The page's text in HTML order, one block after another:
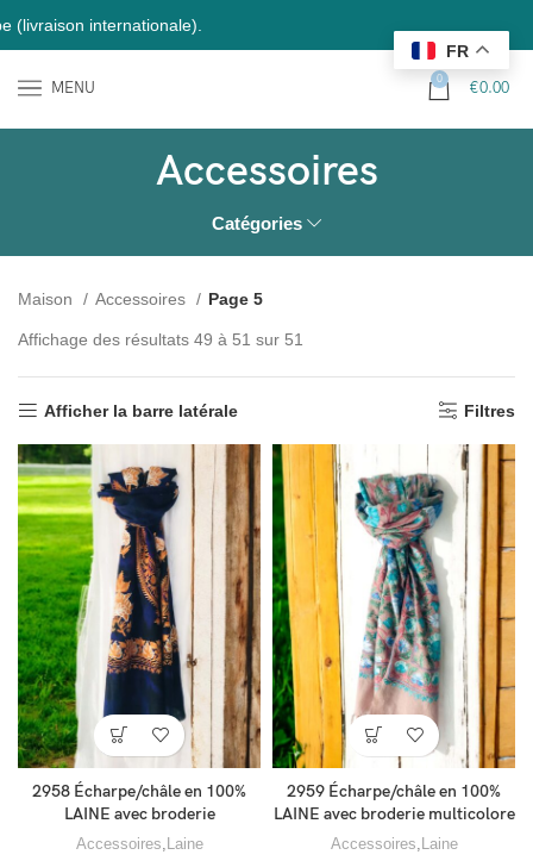
internationale).
MENU 0 €0.00
Accessoires
Catégories
Maison Accessoires Page 5
Affichage des résultats 49 à 51 sur 51
Afficher la barre latérale Filtres
2958 Écharpe/châle en 100%
LAINE avec broderie
Accessoires Laine
2959 Écharpe/châle en 100%
LAINE avec broderie multicolore
Accessoires Laine
FR